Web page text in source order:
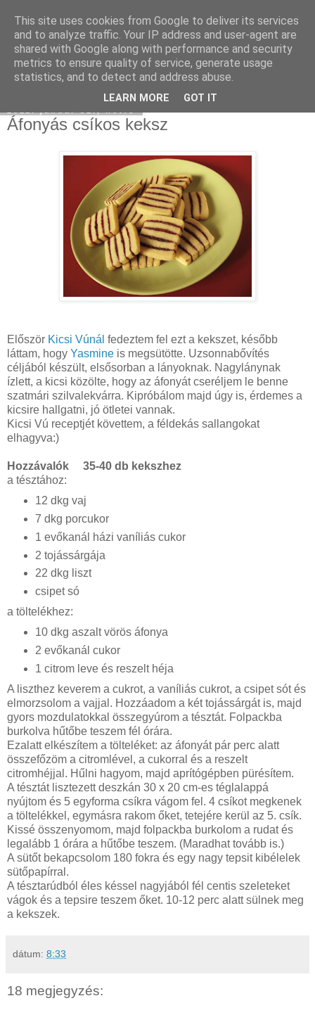
Moha Konyha
Áfonyás csíkos keksz
Először Kicsi Vúnál fedeztem fel ezt a kekszet, később
láttam, hogy Yasmine is megsütötte. Uzsonnabővítés
céljából készült, elsősorban a lányoknak. Nagylánynak
ízlett, a kicsi közölte, hogy az áfonyát cseréljem le benne
szatmári szilvalekvárra. Kipróbálom majd úgy is, érdemes a
kicsire hallgatni, jó ötletei vannak.
Kicsi Vú receptjét követtem, a féldekás sallangokat
elhagyva:)
Hozzávalók 35-40 db kekszhez
a tésztához:
12 dkg vaj
7 dkg porcukor
1 evőkanál házi vaníliás cukor
2 tojássárgája
22 dkg liszt
csipet só
a töltelékhez:
10 dkg aszalt vörös áfonya
2 evőkanál cukor
1 citrom leve és reszelt héja
A liszthez keverem a cukrot, a vaníliás cukrot, a csipet sót és
elmorzsolom a vajjal. Hozzáadom a két tojássárgát is, majd
gyors mozdulatokkal összegyúrom a tésztát. Folpackba
burkolva hűtőbe teszem fél órára.
Ezalatt elkészítem a tölteléket: az áfonyát pár perc alatt
összefőzöm a citromlével, a cukorral és a reszelt
citromhéjjal. Hűlni hagyom, majd aprítógépben pürésítem.
A tésztát lisztezett deszkán 30 x 20 cm-es téglalappá
nyújtom és 5 egyforma csíkra vágom fel. 4 csíkot megkenek
a töltelékkel, egymásra rakom őket, tetejére kerül az 5. csík.
Kissé összenyomom, majd folpackba burkolom a rudat és
legalább 1 órára a hűtőbe teszem. (Maradhat tovább is.)
A sütőt bekapcsolom 180 fokra és egy nagy tepsit kibélelek
sütőpapírral.
A tésztarúdból éles késsel nagyjából fél centis szeleteket
vágok és a tepsire teszem őket. 10-12 perc alatt sülnek meg
a kekszek.
dátum: 8:33
18 megjegyzés:
This site uses cookies from Google to deliver its services
and to analyze traffic. Your IP address and user-agent are
shared with Google along with performance and security
metrics to ensure quality of service, generate usage
statistics, and to detect and address abuse.
LEARN MORE GOT IT